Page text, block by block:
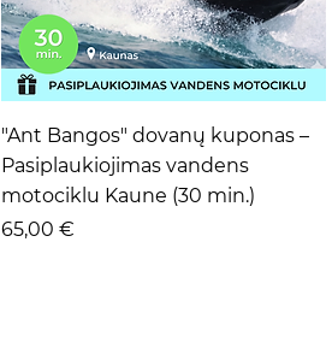
Greita peržiūra
"Ant Bangos" dovanų kuponas –
Pasiplaukiojimas vandens
motociklu Kaune (30 min.)
Kaina
65,00 €